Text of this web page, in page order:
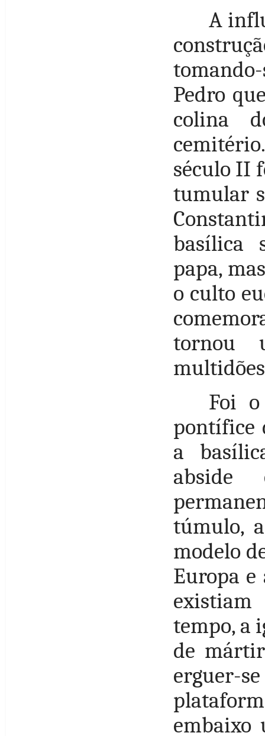
A
Pedro
colina
século II
tumular
basílica
papa,
o culto
tornou
Foi o
pontífice
a
túmulo,
modelo
Europa e
tempo, a
de
erguer-
embaixo